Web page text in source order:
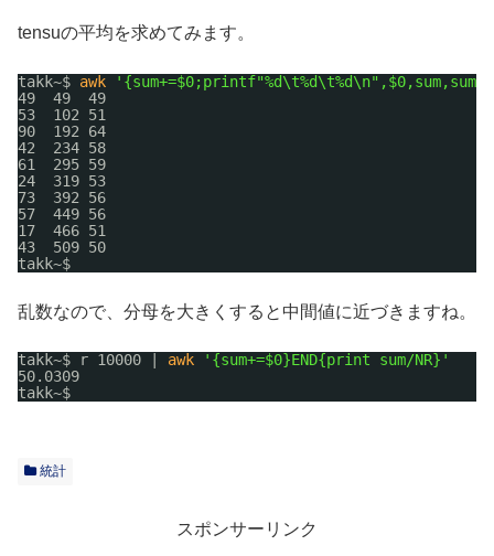
tensuの平均を求めてみます。
takk~$ awk
'{sum+=$0;printf"%d\t%d\t%d\n",$0,sum,sum/
49  49  49
53  102 51
90  192 64
42  234 58
61  295 59
24  319 53
73  392 56
57  449 56
17  466 51
43  509 50
takk~$
乱数なので、分母を大きくすると中間値に近づきますね。
takk~$ r 10000 | awk
'{sum+=$0}END{print sum/NR}'
50.0309
takk~$
統計
スポンサーリンク